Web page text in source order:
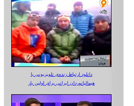
دانلود ارتباط زنده‌ی تلویزیونی‌ با
هیمالیانوردان ایرانی برای اولین بار